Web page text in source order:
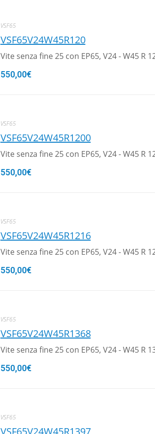
VSF65
VSF65V24W45R120
Vite senza fine 25 con EP65, V24 - W45 R
550,00€
VSF65
VSF65V24W45R1200
Vite senza fine 25 con EP65, V24 - W45 R
550,00€
VSF65
VSF65V24W45R1216
Vite senza fine 25 con EP65, V24 - W45 R
550,00€
VSF65
VSF65V24W45R1368
Vite senza fine 25 con EP65, V24 - W45 R
550,00€
VSF65
VSF65V24W45R1397